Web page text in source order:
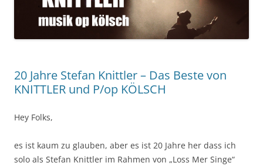
20 Jahre Stefan Knittler – Das Beste von
KNITTLER und P/op KÖLSCH
Hey Folks,
es ist kaum zu glauben, aber es ist 20 Jahre her dass ich
solo als Stefan Knittler im Rahmen von „Loss Mer Singe“